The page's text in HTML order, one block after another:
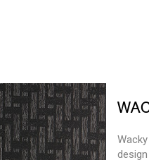
design